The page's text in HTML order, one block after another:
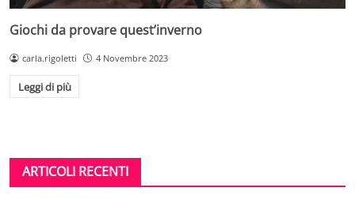
Giochi da provare quest’inverno
carla.rigoletti 4 Novembre 2023
Leggi di più
ARTICOLI RECENTI